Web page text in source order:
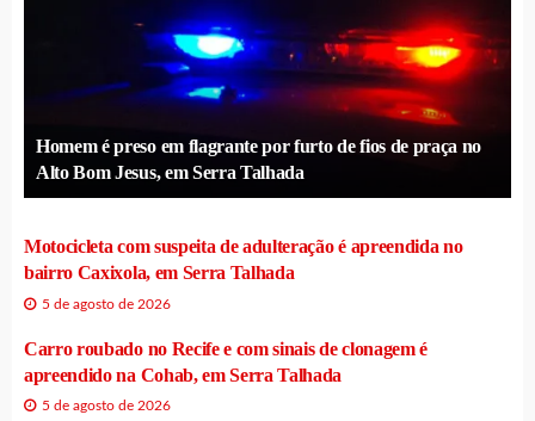
Homem é preso em flagrante por furto de fios de praça no
Alto Bom Jesus, em Serra Talhada
Motocicleta com suspeita de adulteração é apreendida no
bairro Caxixola, em Serra Talhada
5 de agosto de 2026
Carro roubado no Recife e com sinais de clonagem é
apreendido na Cohab, em Serra Talhada
5 de agosto de 2026